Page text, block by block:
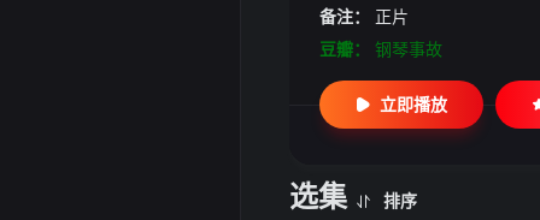
备注：
正片
豆瓣：
钢琴事故
立即播放
选集 排序